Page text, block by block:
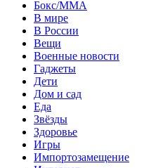
Бокс/MMA
В мире
В России
Вещи
Военные новости
Гаджеты
Дети
Дом и сад
Еда
Звёзды
Здоровье
Игры
Импортозамещение